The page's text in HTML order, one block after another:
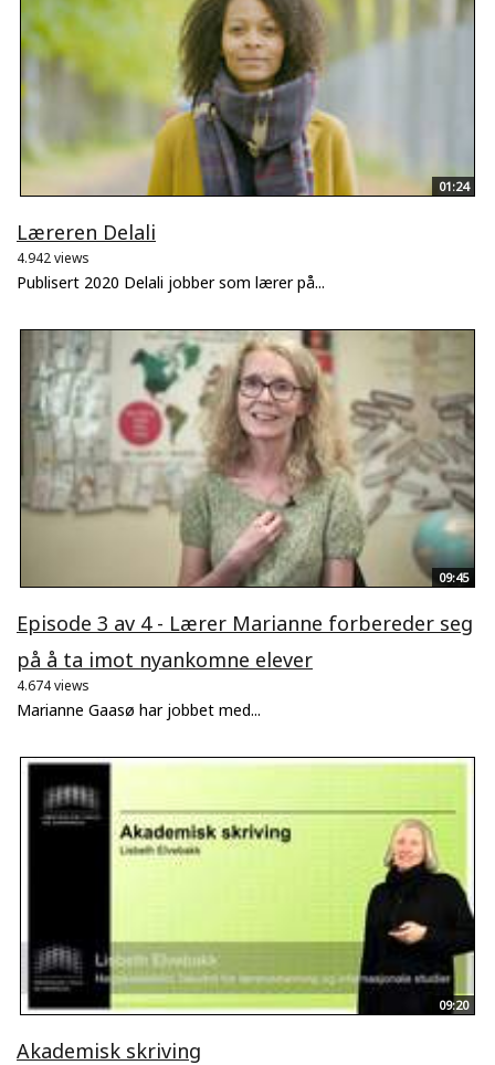
01:24
Læreren Delali
4.942 views
Publisert 2020 Delali jobber som lærer på...
09:45
Episode 3 av 4 - Lærer Marianne forbereder seg
på å ta imot nyankomne elever
4.674 views
Marianne Gaasø har jobbet med...
09:20
Akademisk skriving